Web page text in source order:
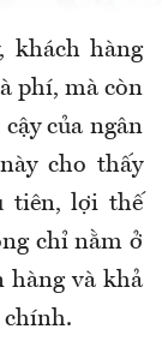
khách hàng
phí, mà còn
của ngân
cho thấy
tiên, lợi thế
chỉ nằm ở
hàng và khả
chính.